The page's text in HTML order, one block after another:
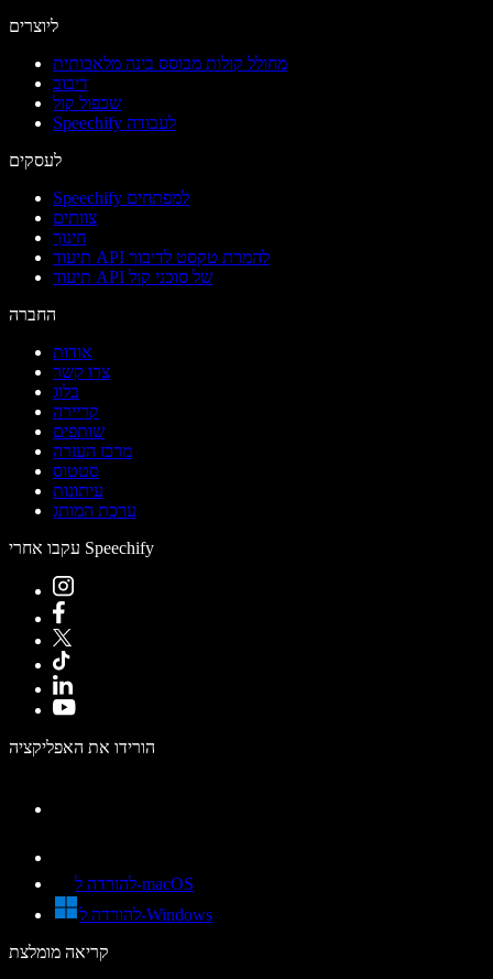
ליוצרים
מחולל קולות מבוסס בינה מלאכותית
דיבוב
שכפול קול
Speechify לעבודה
לעסקים
Speechify למפתחים
צוותים
חינוך
תיעוד API להמרת טקסט לדיבור
תיעוד API של סוכני קול
החברה
אודות
צרו קשר
בלוג
קריירה
שותפים
מרכז העזרה
סטטוס
עיתונות
ערכת המותג
עקבו אחרי Speechify
הורידו את האפליקציה
להורדה ל-macOS
להורדה ל-Windows
קריאה מומלצת